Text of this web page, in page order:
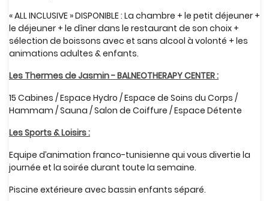
« ALL INCLUSIVE » DISPONIBLE : La chambre + le petit déjeuner +
le déjeuner + le dîner dans le restaurant de son choix +
sélection de boissons avec et sans alcool à volonté + les
animations adultes & enfants.
Les Thermes de Jasmin - BALNEOTHERAPY CENTER :
15 Cabines / Espace Hydro / Espace de Soins du Corps /
Hammam / Sauna / Salon de Coiffure / Espace Détente
Les Sports & Loisirs :
Equipe d’animation franco-tunisienne qui vous divertie la
journée et la soirée durant toute la semaine.
Piscine extérieure avec bassin enfants séparé.